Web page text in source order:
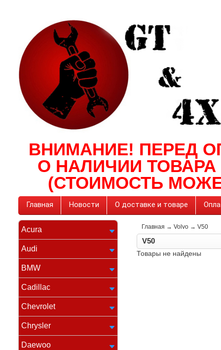
ВНИМАНИЕ! ПЕРЕД
О НАЛИЧИИ
(СТОИМОСТЬ
Главная Новости О доставке и товаре
Acura
Audi
BMW
Cadillac
Chevrolet
Chrysler
Daewoo
Главная → Volvo → V50
V50
Товары не найдены